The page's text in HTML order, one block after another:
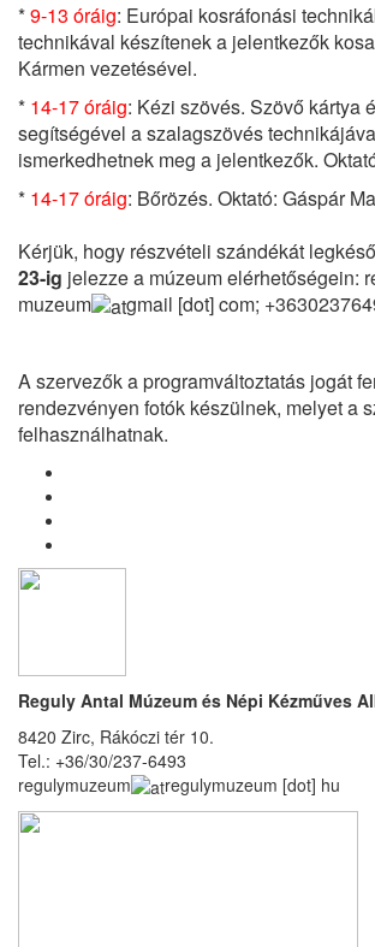
*9-13 óráig: Európai kosráfonási
technikával készítenek a jelentkezők
Kármen vezetésével.
* 14-17 óráig: Kézi szövés. Szövő kártya
segítségével a szalagszövés
ismerkedhetnek meg a jelentkezők.
* 14-17 óráig: Bőrözés. Oktató: Gáspár
Kérjük, hogy részvételi szándékát
23-ig jelezze a múzeum elérhetőségein:
muzeum
gmail [dot]com;
A szervezők a programváltoztatás jogát
rendezvényen fotók készülnek, melyet a
felhasználhatnak.
Reguly Antal Múzeum és Népi Kézműves
8420 Zirc, Rákóczi tér 10.
Tel.: +36/30/237-6493
regulymuzeum
regulymuzeum [dot] hu